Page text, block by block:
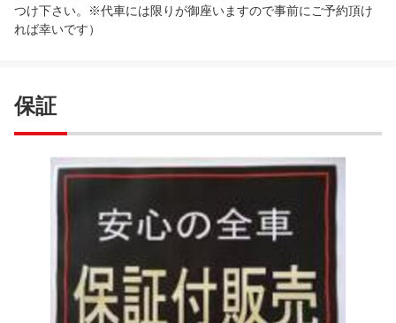
つけ下さい。※代車には限りが御座いますので事前にご予約頂け
れば幸いです）
保証